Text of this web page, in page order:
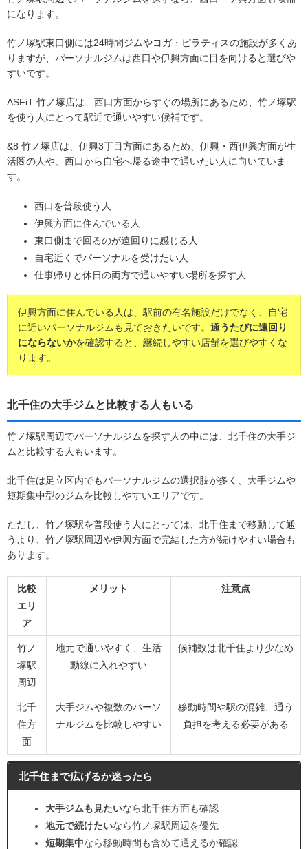
になります。
竹ノ塚駅東口側には24時間ジムやヨガ・ピラティスの施設が多くあ
りますが、パーソナルジムは西口や伊興方面に目を向けると選びや
すいです。
ASFiT 竹ノ塚店は、西口方面からすぐの場所にあるため、竹ノ塚駅
を使う人にとって駅近で通いやすい候補です。
&8 竹ノ塚店は、伊興3丁目方面にあるため、伊興・西伊興方面が生
活圏の人や、西口から自宅へ帰る途中で通いたい人に向いていま
す。
西口を普段使う人
伊興方面に住んでいる人
東口側まで回るのが遠回りに感じる人
自宅近くでパーソナルを受けたい人
仕事帰りと休日の両方で通いやすい場所を探す人
伊興方面に住んでいる人は、駅前の有名施設だけでなく、自宅
に近いパーソナルジムも見ておきたいです。 通うたびに遠回り
にならないかを確認すると、継続しやすい店舗を選びやすくな
ります。
北千住の大手ジムと比較する人もいる
竹ノ塚駅周辺でパーソナルジムを探す人の中には、北千住の大手ジ
ムと比較する人もいます。
北千住は足立区内でもパーソナルジムの選択肢が多く、大手ジムや
短期集中型のジムを比較しやすいエリアです。
ただし、竹ノ塚駅を普段使う人にとっては、北千住まで移動して通
うより、竹ノ塚駅周辺や伊興方面で完結した方が続けやすい場合も
あります。
比較
エリ
ア
メリット 注意点
竹ノ
塚駅
周辺
地元で通いやすく、生活
動線に入れやすい
候補数は北千住より少なめ
北千
住方
面
大手ジムや複数のパーソ
ナルジムを比較しやすい
移動時間や駅の混雑、通う
負担を考える必要がある
北千住まで広げるか迷ったら
大手ジムも見たいなら北千住方面も確認
地元で続けたいなら竹ノ塚駅周辺を優先
短期集中なら移動時間も含めて通えるか確認